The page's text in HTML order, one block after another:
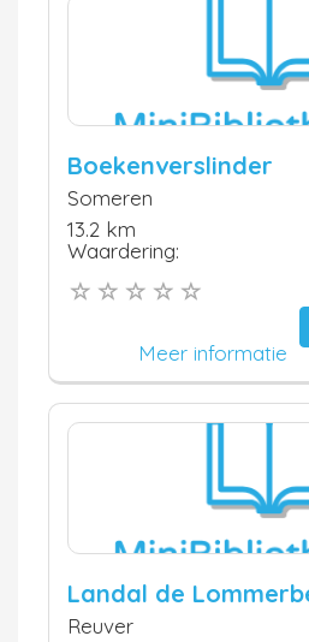
Boekenverslinder
Someren
13.2 km
Waardering:
Meer informatie
Landal de
Reuver